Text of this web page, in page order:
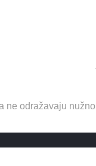
ne odražavaju nužno